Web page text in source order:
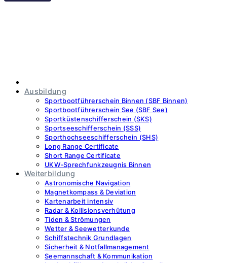
Ausbildung
Sportbootführerschein Binnen (SBF Binnen)
Sportbootführerschein See (SBF See)
Sportküstenschifferschein (SKS)
Sportseeschifferschein (SSS)
Sporthochseeschifferschein (SHS)
Long Range Certificate
Short Range Certificate
UKW‑Sprechfunkzeugnis Binnen
Weiterbildung
Astronomische Navigation
Magnetkompass & Deviation
Kartenarbeit intensiv
Radar & Kollisionsverhütung
Tiden & Strömungen
Wetter & Seewetterkunde
Schiffstechnik Grundlagen
Sicherheit & Notfallmanagement
Seemannschaft & Kommunikation